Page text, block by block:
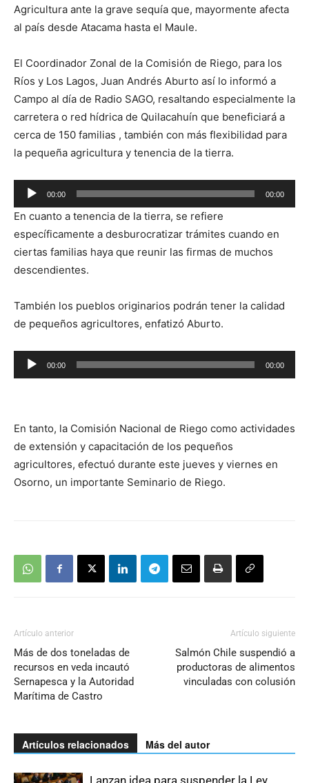
Agricultura ante la grave sequía que, mayormente afecta
al país desde Atacama hasta el Maule.
El Coordinador Zonal de la Comisión de Riego, para los
Ríos y Los Lagos, Juan Andrés Aburto así lo informó a
Campo al día de Radio SAGO, resaltando especialmente la
carretera o red hídrica de Quilacahuín que beneficiará a
cerca de 150 familias , también con más flexibilidad para
la pequeña agricultura y tenencia de la tierra.
Reproductor
de
audio
00:00 00:00
En cuanto a tenencia de la tierra, se refiere
específicamente a desburocratizar trámites cuando en
ciertas familias haya que reunir las firmas de muchos
descendientes.
También los pueblos originarios podrán tener la calidad
de pequeños agricultores, enfatizó Aburto.
Reproductor
de
00:00 00:00
En tanto, la Comisión Nacional de Riego como actividades
de extensión y capacitación de los pequeños
agricultores, efectuó durante este jueves y viernes en
Osorno, un importante Seminario de Riego.
Artículo anterior
Más de dos toneladas de
recursos en veda incautó
Sernapesca y la Autoridad
Marítima de Castro
Artículo siguiente
Salmón Chile suspendió a
productoras de alimentos
vinculadas con colusión
Artículos relacionados Más del autor